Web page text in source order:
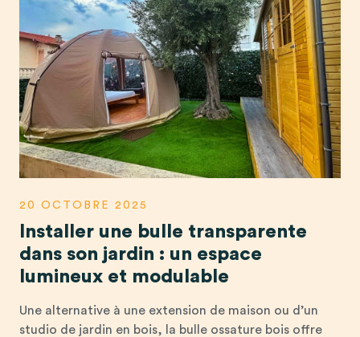
20 OCTOBRE 2025
Installer une bulle transparente
dans son jardin : un espace
lumineux et modulable
Une alternative à une extension de maison ou d’un
studio de jardin en bois, la bulle ossature bois offre